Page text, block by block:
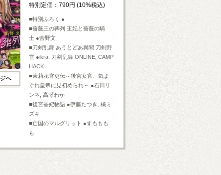
特別定価：790円 (10%税込)
■特別ふろく ●
■薔薇王の葬列 王妃と薔薇の騎
士 ●菅野文
■刀剣乱舞 あうとどあ異聞 刀剣野
営 ●ikra, 刀剣乱舞 ONLINE, CAMP
HACK
■茉莉花官吏伝～後宮女官、気ま
ぐれ皇帝に見初められ～ ●石田リ
ンネ, 高瀬わか
■後宮香妃物語 ●伊藤たつき, 橘ミ
ズキ
■亡国のマルグリット ●すももも
も